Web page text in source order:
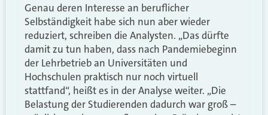
Genau deren Interesse an beruflicher
Selbständigkeit habe sich nun aber wieder
reduziert, schreiben die Analysten. „Das dürfte
damit zu tun haben, dass nach Pandemiebeginn
der Lehrbetrieb an Universitäten und
Hochschulen praktisch nur noch virtuell
stattfand“, heißt es in der Analyse weiter. „Die
Belastung der Studierenden dadurch war groß –